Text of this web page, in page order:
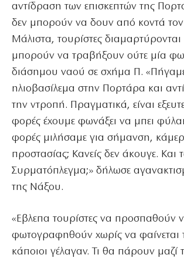
αντίδραση των επισκεπτών της
δεν μπορούν να δουν από κοντά
Μάλιστα, τουρίστες
μπορούν να τραβήξουν ούτε μία
διάσημου ναού σε σχήμα Π.
ηλιοβασίλεμα στην Πορτάρα και
την ντροπή. Πραγματικά, είναι
φορές έχουμε φωνάξει να μπει
φορές μιλήσαμε για σήμανση,
προστασίας; Κανείς δεν άκουγε. Και
Συρματόπλεγμα;» δήλωσε
της Νάξου.
«Εβλεπα τουρίστες να προσπαθούν
φωτογραφηθούν χωρίς να
κάποιοι γέλαγαν. Τι θα πάρουν μαζί